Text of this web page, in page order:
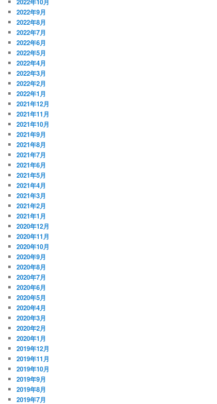
2022年9月
2022年8月
2022年7月
2022年6月
2022年5月
2022年4月
2022年3月
2022年2月
2022年1月
2021年12月
2021年11月
2021年10月
2021年9月
2021年8月
2021年7月
2021年6月
2021年5月
2021年4月
2021年3月
2021年2月
2021年1月
2020年12月
2020年11月
2020年10月
2020年9月
2020年8月
2020年7月
2020年6月
2020年5月
2020年4月
2020年3月
2020年2月
2020年1月
2019年12月
2019年11月
2019年10月
2019年9月
2019年8月
2019年7月